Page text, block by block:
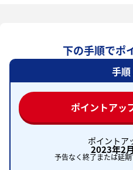
下の手順でポ
手順
ポイントアッ
ポイントア
2023年2
予告なく終了または延